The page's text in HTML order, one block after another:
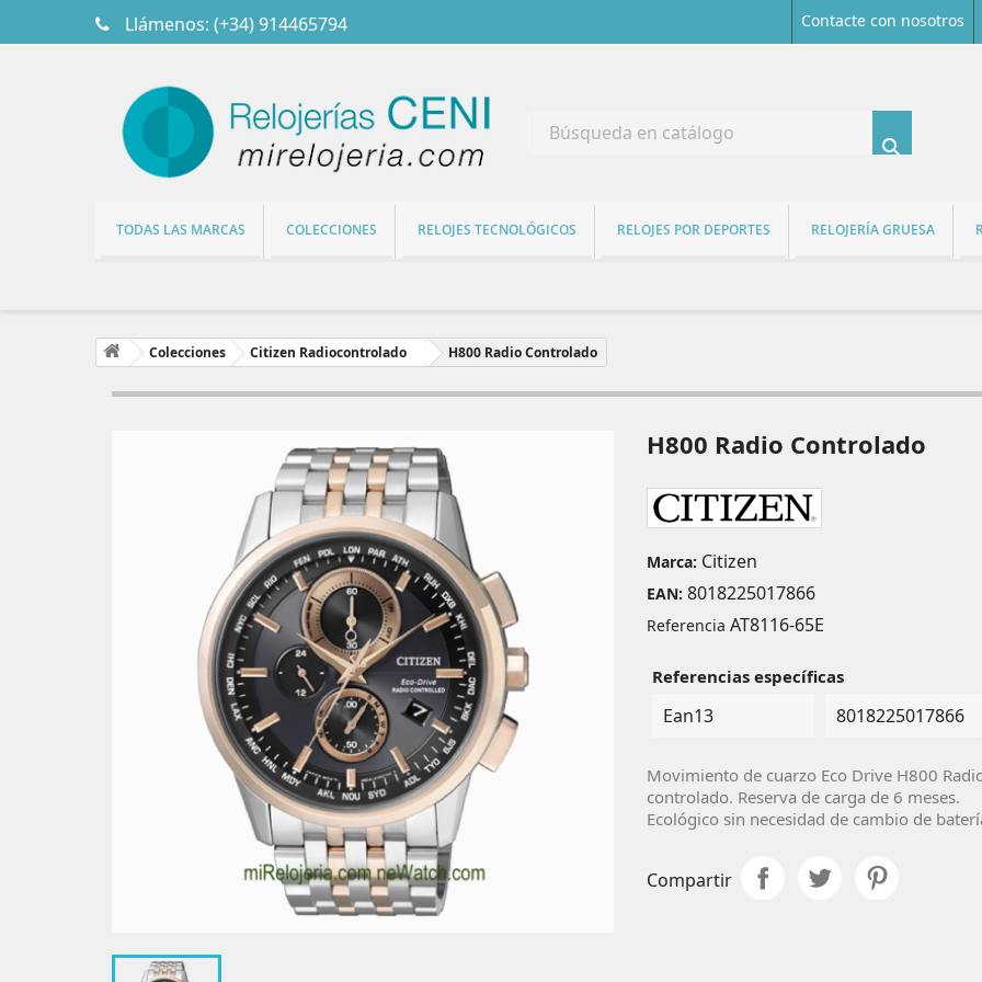
Llámenos: (+34) 914465794 Contacte con nosotros

TODAS LAS MARCAS COLECCIONES RELOJES TECNOLÓGICOS RELOJES POR DEPORTES RELOJERÍA GRUESA
Colecciones Citizen Radiocontrolado H800 Radio Controlado
H800 Radio Controlado
Marca: Citizen
EAN: 8018225017866
Referencia AT8116-65E
Referencias específicas
Ean13 8018225017866
Movimiento de cuarzo Eco Drive H800
controlado. Reserva de carga de 6 meses.
Ecológico sin necesidad de cambio de
Compartir